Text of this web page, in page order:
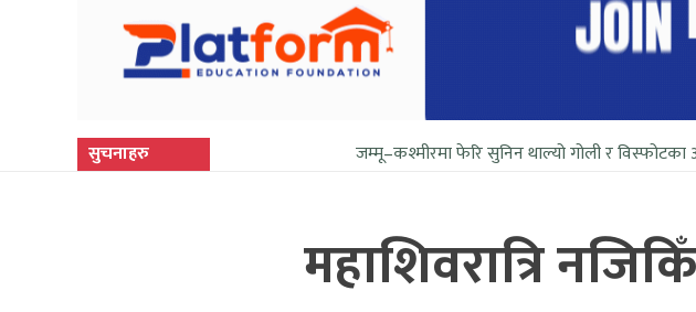
सुचनाहरु जम्मू–कश्मीरमा फेरि सुनिन थाल्यो गोली र विस्फोटका आवाज
महाशिवरात्रि